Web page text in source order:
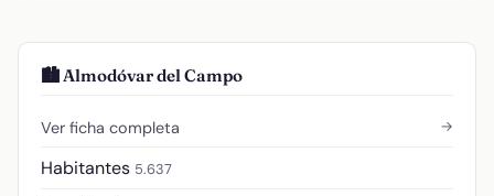
🏙️ Almodóvar del Campo
Ver ficha completa →
Habitantes 5.637